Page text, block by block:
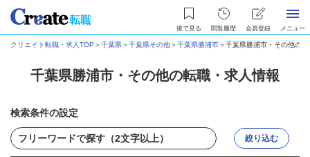
後で見る 閲覧履歴 会員登録 メニュー
クリエイト転職・求人TOP ＞千葉県＞千葉県その他＞千葉県勝浦市＞千葉県勝浦市・その他の
千葉県勝浦市・その他の転職・求人情報
検索条件の設定
絞り込む